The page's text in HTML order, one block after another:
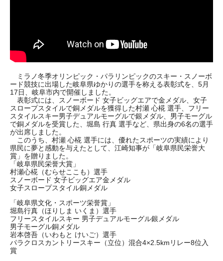
ミラノ冬季オリンピック・パラリンピックのスキー・スノーボ
ード競技に出場した岐阜県ゆかりの選手を称える表彰式を、5月
17日、岐阜市内で開催しました。
表彰式には、スノーボード 女子ビッグエアで金メダル、女子
スロープスタイルで銅メダルを獲得した村瀬 心椛 選手、フリー
スタイルスキー男子デュアルモーグルで銀メダル、男子モーグル
で銅メダルを受賞した、堀島 行真 選手など、県出身の6名の選手
が出席しました。
このうち、村瀬 心椛 選手には、優れたスポーツの実績により
県民に夢と感動を与えたとして、江崎知事が「岐阜県民栄誉大
賞」を贈りました。
「岐阜県民栄誉大賞」
村瀬心椛（むらせここも）選手
スノーボード 女子ビッグエア金メダル
女子スロープスタイル銅メダル
「岐阜県文化・スポーツ栄誉賞」
堀島行真（ほりしま いくま）選手
フリースタイルスキー 男子デュアルモーグル銀メダル
男子モーグル銅メダル
岩本啓吾（いわもと けいご）選手
パラクロスカントリースキー（立位）混合4×2.5kmリレー8位入
賞